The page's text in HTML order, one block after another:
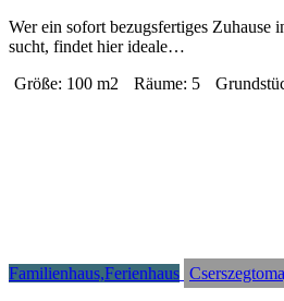
Wer ein sofort bezugsfertiges Zuhause
sucht, findet hier ideale…
Größe: 100 m2 Räume: 5
Familienhaus,Ferienhaus